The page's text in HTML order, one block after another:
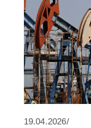
19.04.2026/